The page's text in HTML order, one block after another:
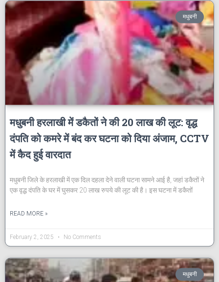
मधुबनी
मधुबनी हरलाखी में डकैतों ने की 20 लाख की लूट: वृद्ध
दंपति को कमरे में बंद कर घटना को दिया अंजाम, CCTV
में कैद हुई वारदात
मधुबनी जिले के हरलाखी में एक दिल दहला देने वाली घटना सामने आई है, जहां डकैतों ने
एक वृद्ध दंपति के घर में घुसकर 20 लाख रुपये की लूट की है। इस घटना में डकैतों
READ MORE »
February 2, 2025 No Comments
मधुबनी